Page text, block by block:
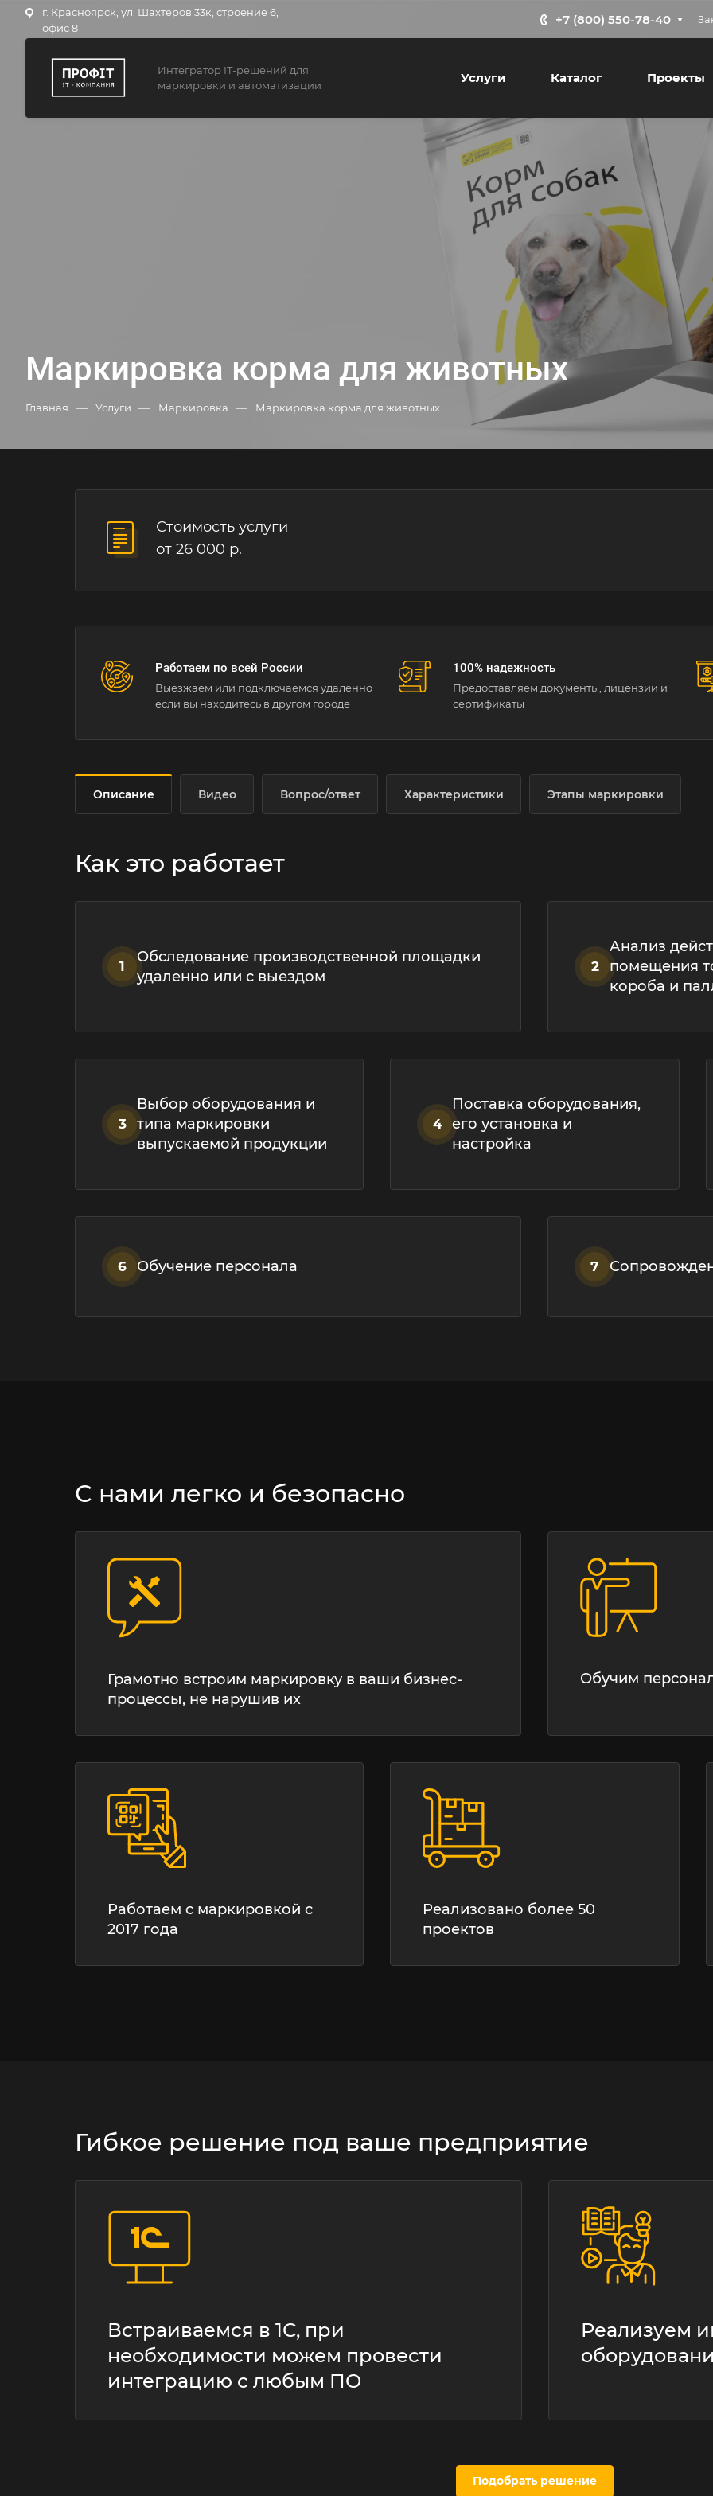
г. Красноярск, ул. Шахтеров 33к, строение 6,
офис 8
+7 (800) 550-78-40
Интегратор IT-решений для
маркировки и автоматизации
Услуги Каталог Проекты
Маркировка корма для животных
Главная — Услуги — Маркировка — Маркировка корма для животных
Стоимость услуги
от 26 000 р.
Работаем по всей России
Выезжаем или подключаемся удаленно
если вы находитесь в другом городе
100% надежность
Предоставляем документы, лицензии и
сертификаты
Описание Видео Вопрос/ответ Характеристики Этапы маркировки
Как это работает
1
Обследование производственной площадки
удаленно или с выездом
2
Анализ
помещения
короба и
3
Выбор оборудования и
типа маркировки
выпускаемой продукции
4
Поставка оборудования,
его установка и
настройка
6 Обучение персонала 7
С нами легко и безопасно
Грамотно встроим маркировку в ваши бизнес-
процессы, не нарушив их
Обучим
Работаем с маркировкой с
2017 года
Реализовано более 50
проектов
Гибкое решение под ваше предприятие
Встраиваемся в 1С, при
необходимости можем провести
интеграцию с любым ПО
Реализуем
Подобрать решение